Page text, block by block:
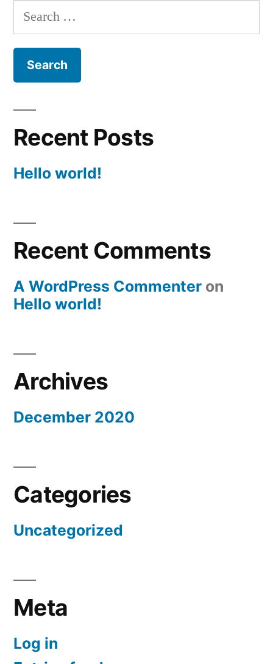
Search
for:
Recent Posts
Hello world!
Recent Comments
A WordPress Commenter on
Hello world!
Archives
December 2020
Categories
Uncategorized
Meta
Log in